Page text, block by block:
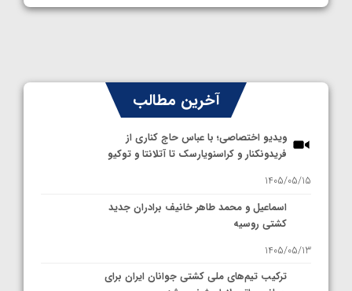
آخرین مطالب
ویدیو اختصاصی؛ با عباس حاج کناری از
فریدونکنار و کراسنویارسک تا آتلانتا و توکیو
1405/05/15
اسماعیل و محمد طاهر خانیف برادران جدید
کشتی روسیه
1405/05/13
ترکیب تیم‌های ملی کشتی جوانان ایران برای